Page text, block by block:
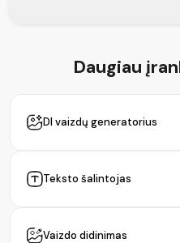
Daugiau
DI vaizdų generatorius
Teksto šalintojas
Vaizdo didinimas